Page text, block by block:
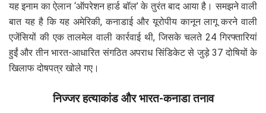
यह इनाम का ऐलान ‘ऑपरेशन हार्ड बॉल’ के तुरंत बाद आया है। समझने वाली
बात यह है कि यह अमेरिकी, कनाडाई और यूरोपीय कानून लागू करने वाली
एजेंसियों की एक तालमेल वाली कार्रवाई थी, जिसके चलते 24 गिरफ्तारियां
हुईं और तीन भारत-आधारित संगठित अपराध सिंडिकेट से जुड़े 37 दोषियों के
खिलाफ दोषपत्र खोले गए।
निज्जर हत्याकांड और भारत-कनाडा तनाव